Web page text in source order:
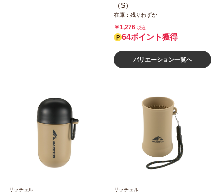
（S）
在庫：残りわずか
￥1,276 税込
64ポイント獲得
バリエーション一覧へ
リッチェル リッチェル